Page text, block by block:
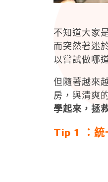
不知道大家
而突然著迷
以嘗試做哪
但隨著越來
房，與清爽
學起來，拯
Tip 1 ：統